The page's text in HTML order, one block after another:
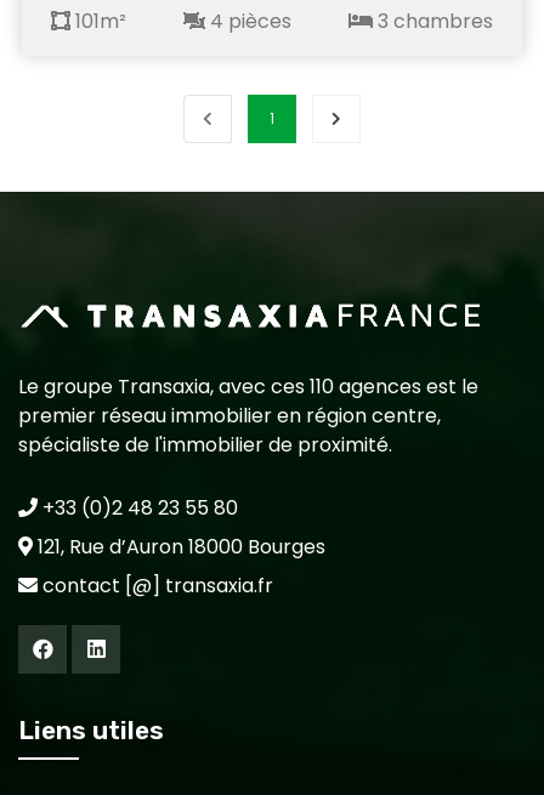
101m² 4 pièces 3 chambres
1
Le groupe Transaxia, avec ces 110 agences est le
premier réseau immobilier en région centre,
spécialiste de l'immobilier de proximité.
+33 (0)2 48 23 55 80
121, Rue d’Auron 18000 Bourges
contact [@] transaxia.fr
Liens utiles